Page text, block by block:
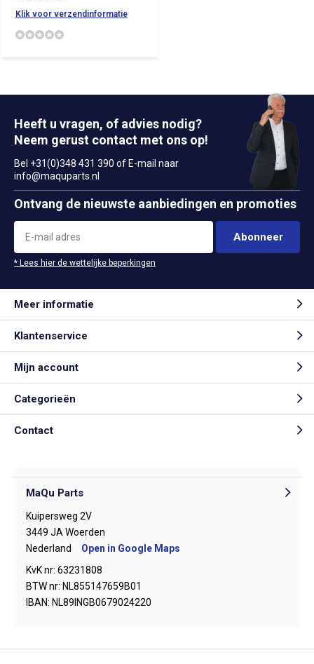
Klik voor verzendinformatie
Heeft u vragen, of advies nodig?
Neem gerust contact met ons op!
Bel +31(0)348 431 390 of E-mail naar
info@maquparts.nl
Ontvang de nieuwste aanbiedingen en promoties
Abonneer
* Lees hier de wettelijke beperkingen
Meer informatie
Klantenservice
Mijn account
Categorieën
Contact
MaQu Parts
Kuipersweg 2V
3449 JA Woerden
Nederland
Open in Google Maps
KvK nr: 63231808
BTW nr: NL855147659B01
IBAN: NL89INGB0679024220